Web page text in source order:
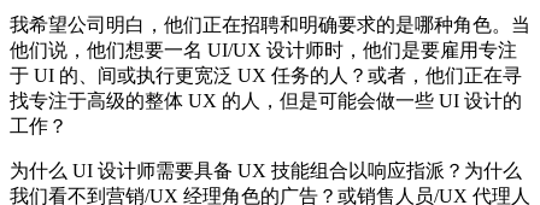
我希望公司明白，他们正在招聘和明确要求的是哪种角色。当
他们说，他们想要一名 UI/UX 设计师时，他们是要雇用专注
于 UI 的、间或执行更宽泛 UX 任务的人？或者，他们正在寻
找专注于高级的整体 UX 的人，但是可能会做一些 UI 设计的
工作？
为什么 UI 设计师需要具备 UX 技能组合以响应指派？为什么
我们看不到营销/UX 经理角色的广告？或销售人员/UX 代理人